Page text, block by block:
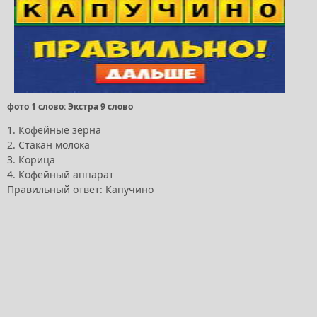
фото 1 слово: Экстра 9 слово
1. Кофейные зерна
2. Стакан молока
3. Корица
4. Кофейный аппарат
Правильный ответ: Капучино